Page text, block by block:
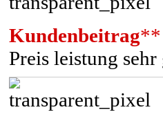
Kundenbeitrag**
Preis leistung